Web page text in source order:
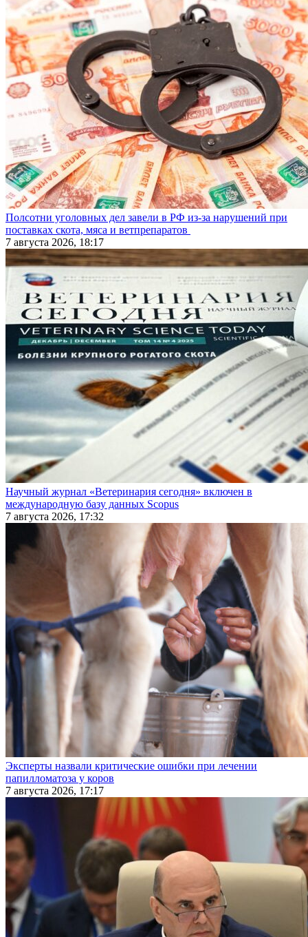
Полсотни уголовных дел завели в РФ из-за нарушений при
поставках скота, мяса и ветпрепаратов
7 августа 2026, 18:17
Научный журнал «Ветеринария сегодня» включен в
международную базу данных Scopus
7 августа 2026, 17:32
Эксперты назвали критические ошибки при лечении
папилломатоза у коров
7 августа 2026, 17:17